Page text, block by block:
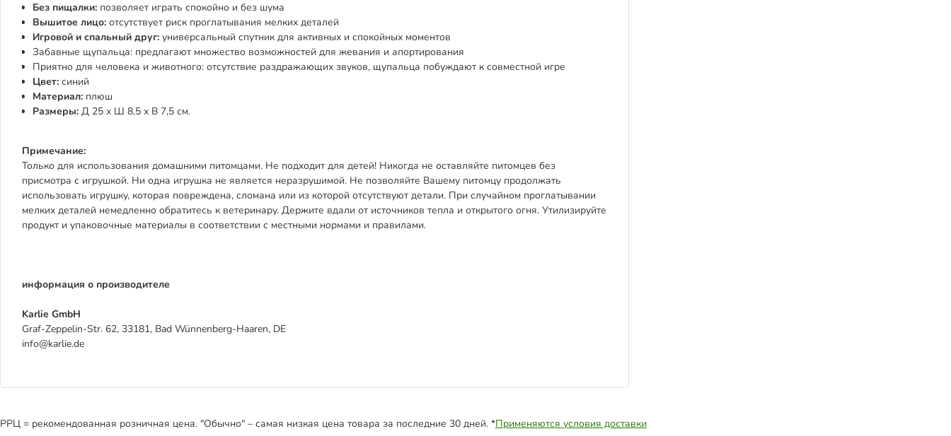
Без пищалки: позволяет играть спокойно и без шума
Вышитое лицо: отсутствует риск проглатывания мелких деталей
Игровой и спальный друг: универсальный спутник для активных и спокойных моментов
Забавные щупальца: предлагают множество возможностей для жевания и апортирования
Приятно для человека и животного: отсутствие раздражающих звуков, щупальца побуждают к совместной игре
Цвет: синий
Материал: плюш
Размеры: Д 25 x Ш 8,5 x В 7,5 см.
Примечание:
Только для использования домашними питомцами. Не подходит для детей! Никогда не оставляйте питомцев без
присмотра с игрушкой. Ни одна игрушка не является неразрушимой. Не позволяйте Вашему питомцу продолжать
использовать игрушку, которая повреждена, сломана или из которой отсутствуют детали. При случайном проглатывании
мелких деталей немедленно обратитесь к ветеринару. Держите вдали от источников тепла и открытого огня. Утилизируйте
продукт и упаковочные материалы в соответствии с местными нормами и правилами.
информация о производителе
Karlie GmbH
Graf-Zeppelin-Str. 62, 33181, Bad Wünnenberg-Haaren, DE
info@karlie.de
РРЦ = рекомендованная розничная цена. "Обычно" – самая низкая цена товара за последние 30 дней. *Применяются условия доставки